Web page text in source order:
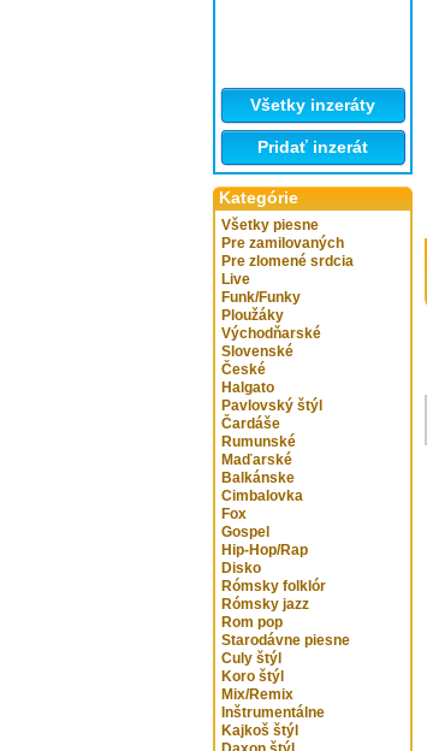
Všetky inzeráty
Pridať inzerát
Kategórie
Všetky piesne
Pre zamilovaných
Pre zlomené srdcia
Live
Funk/Funky
Ploužáky
Východňarské
Slovenské
České
Halgato
Pavlovský štýl
Čardáše
Rumunské
Maďarské
Balkánske
Cimbalovka
Fox
Gospel
Hip-Hop/Rap
Disko
Rómsky folklór
Rómsky jazz
Rom pop
Starodávne piesne
Culy štýl
Koro štýl
Mix/Remix
Inštrumentálne
Kajkoš štýl